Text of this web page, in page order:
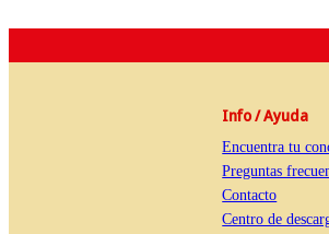
Info / Ayuda
Encuentra tu
Preguntas
Contacto
Centro de